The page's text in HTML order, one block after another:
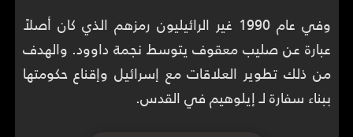
وفي عام 1990 غير الرائيليون رمزهم الذي كان أصلاً
عبارة عن صليب معقوف يتوسط نجمة داوود. والهدف
من ذلك تطوير العلاقات مع إسرائيل وإقناع حكومتها
ببناء سفارة لـ إيلوهيم في القدس.